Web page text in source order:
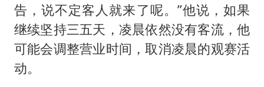
告，说不定客人就来了呢。”他说，如果
继续坚持三五天，凌晨依然没有客流，他
可能会调整营业时间，取消凌晨的观赛活
动。